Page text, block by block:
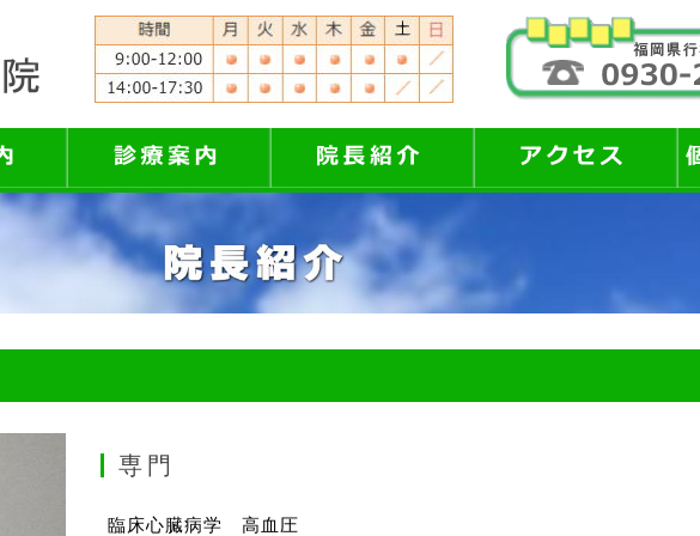
専門
臨床心臓病学 高血圧